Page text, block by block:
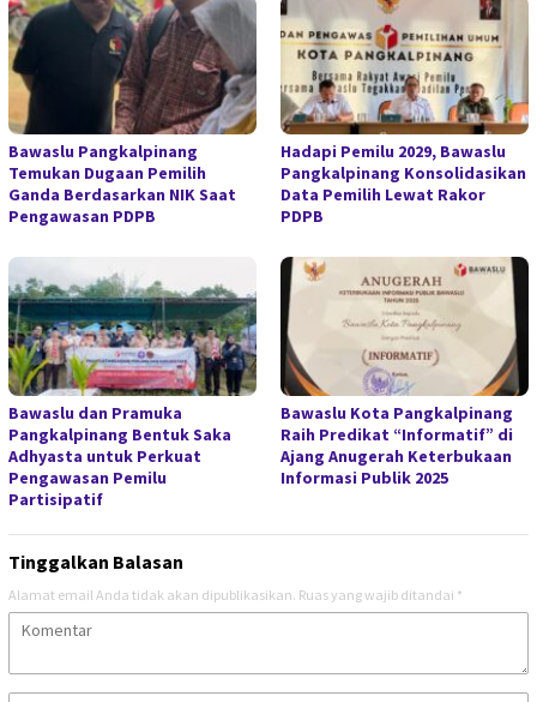
Bawaslu Pangkalpinang
Temukan Dugaan Pemilih
Ganda Berdasarkan NIK Saat
Pengawasan PDPB
Hadapi Pemilu 2029, Bawaslu
Pangkalpinang Konsolidasikan
Data Pemilih Lewat Rakor
PDPB
Bawaslu dan Pramuka
Pangkalpinang Bentuk Saka
Adhyasta untuk Perkuat
Pengawasan Pemilu
Partisipatif
Bawaslu Kota Pangkalpinang
Raih Predikat “Informatif” di
Ajang Anugerah Keterbukaan
Informasi Publik 2025
Tinggalkan Balasan
Alamat email Anda tidak akan dipublikasikan. Ruas yang wajib ditandai *